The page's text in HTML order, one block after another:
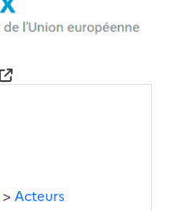
> Acteurs